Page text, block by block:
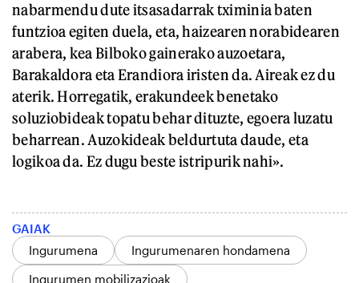
nabarmendu dute itsasadarrak tximinia baten
funtzioa egiten duela, eta, haizearen norabidearen
arabera, kea Bilboko gainerako auzoetara,
Barakaldora eta Erandiora iristen da. Aireak ez du
aterik. Horregatik, erakundeek benetako
soluziobideak topatu behar dituzte, egoera luzatu
beharrean. Auzokideak beldurtuta daude, eta
logikoa da. Ez dugu beste istripurik nahi».
GAIAK
Ingurumena
Ingurumenaren hondamena
Ingurumen mobilizazioak